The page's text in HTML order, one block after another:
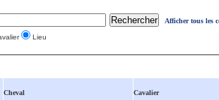
Afficher tous les
Lieu
Cheval Cavalier